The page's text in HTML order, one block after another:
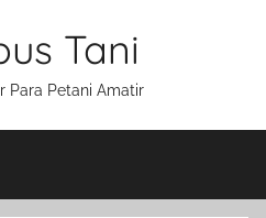
Tani
Para Petani Amatir